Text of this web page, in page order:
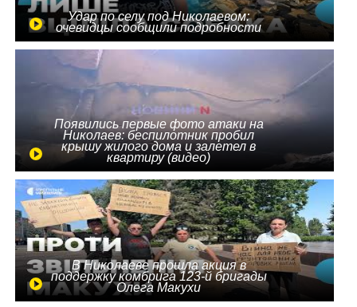
Удар по селу под Николаевом:
очевидцы сообщили подробности
Появились первые фото атаки на
Николаев: беспилотник пробил
крышу жилого дома и залетел в
квартиру (видео)
В Николаеве прошла акция в
поддержку комбрига 123-й бригады
Олега Макухи